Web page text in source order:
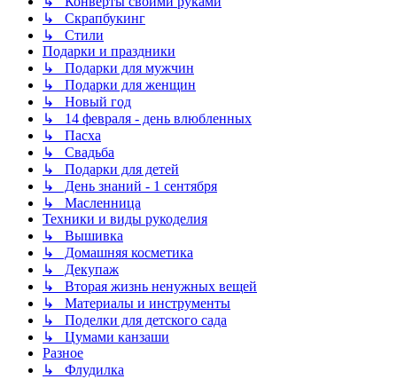
↳ Скрапбукинг
↳ Стили
Подарки и праздники
↳ Подарки для мужчин
↳ Подарки для женщин
↳ Новый год
↳ 14 февраля - день влюбленных
↳ Пасха
↳ Свадьба
↳ Подарки для детей
↳ День знаний - 1 сентября
↳ Масленница
Техники и виды рукоделия
↳ Вышивка
↳ Домашняя косметика
↳ Декупаж
↳ Вторая жизнь ненужных вещей
↳ Материалы и инструменты
↳ Поделки для детского сада
↳ Цумами канзаши
Разное
↳ Флудилка